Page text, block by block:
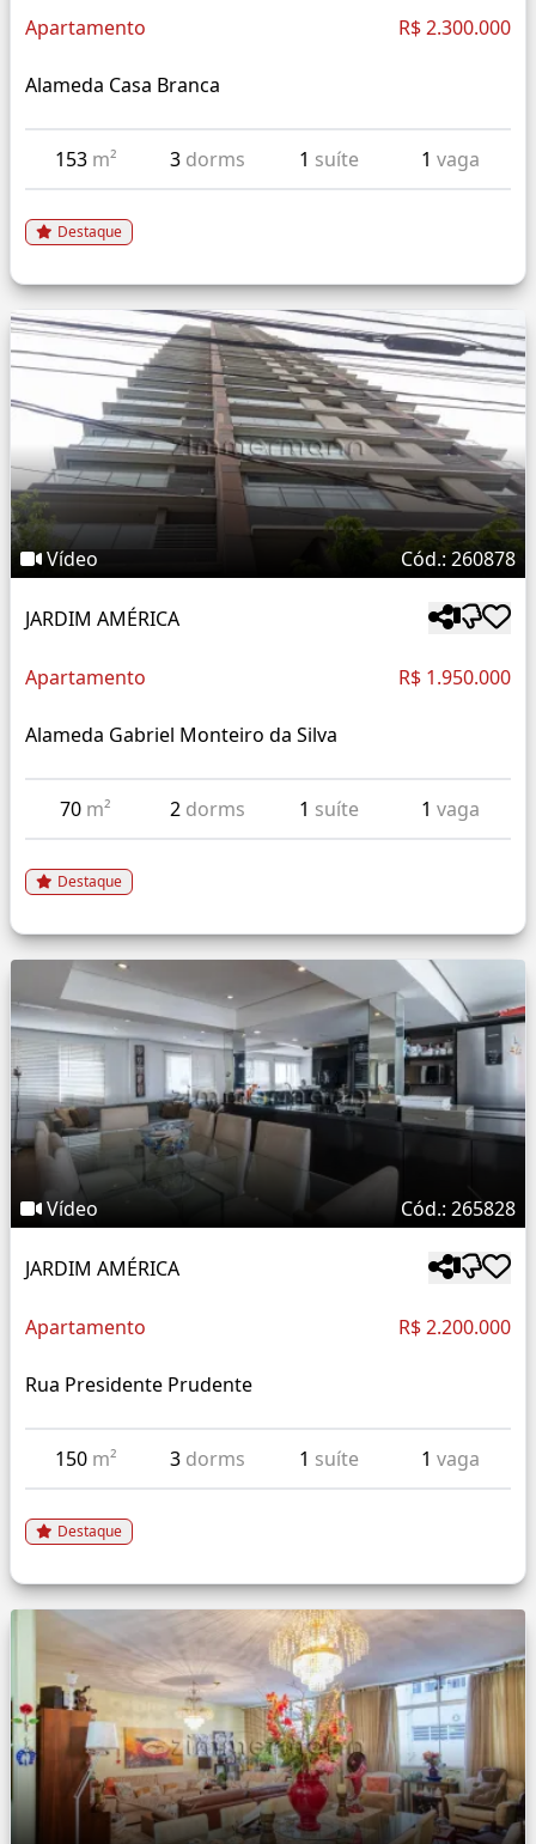
Apartamento R$ 2.300.000
Alameda Casa Branca
153 m² 3 dorms 1 suíte 1 vaga
Destaque
Vídeo Cód.: 260878
JARDIM AMÉRICA
Apartamento R$ 1.950.000
Alameda Gabriel Monteiro da Silva
70 m² 2 dorms 1 suíte 1 vaga
Destaque
Vídeo Cód.: 265828
JARDIM AMÉRICA
Apartamento R$ 2.200.000
Rua Presidente Prudente
150 m² 3 dorms 1 suíte 1 vaga
Destaque